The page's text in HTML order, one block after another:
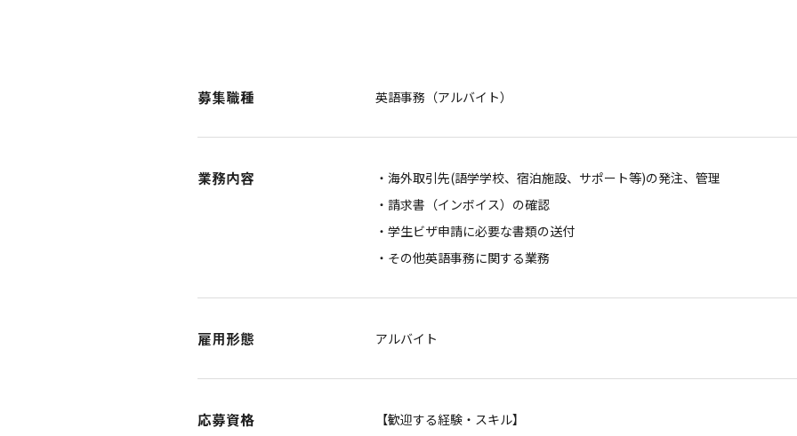
募集職種 英語事務（アルバイト）
業務内容
・海外取引先(語学学校、宿泊施設、サポート等)の発注、管理
・請求書（インボイス）の確認
・学生ビザ申請に必要な書類の送付
・その他英語事務に関する業務
雇用形態 アルバイト
応募資格
【歓迎する経験・スキル】